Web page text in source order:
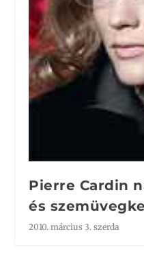
Pierre Cardin
és
2010. március 3. szerda